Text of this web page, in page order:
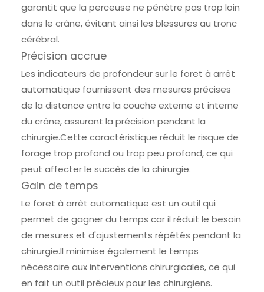
garantit que la perceuse ne pénètre pas trop loin
dans le crâne, évitant ainsi les blessures au tronc
cérébral.
Précision accrue
Les indicateurs de profondeur sur le foret à arrêt
automatique fournissent des mesures précises
de la distance entre la couche externe et interne
du crâne, assurant la précision pendant la
chirurgie.Cette caractéristique réduit le risque de
forage trop profond ou trop peu profond, ce qui
peut affecter le succès de la chirurgie.
Gain de temps
Le foret à arrêt automatique est un outil qui
permet de gagner du temps car il réduit le besoin
de mesures et d'ajustements répétés pendant la
chirurgie.Il minimise également le temps
nécessaire aux interventions chirurgicales, ce qui
en fait un outil précieux pour les chirurgiens.